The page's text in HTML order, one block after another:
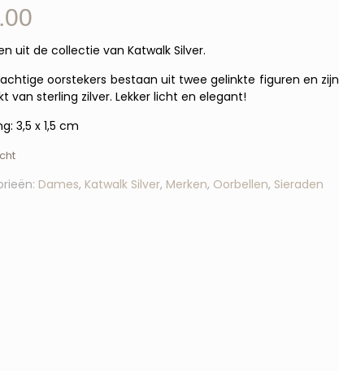
uit de collectie van Katwalk Silver.
oorstekers bestaan uit twee gelinkte figuren en zijn
van sterling zilver. Lekker licht en elegant!
3,5 x 1,5 cm
Dames, Katwalk Silver, Merken, Oorbellen, Sieraden